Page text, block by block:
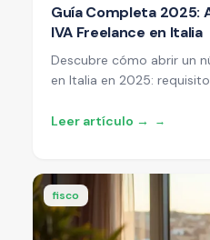
Guía Completa 2025:
IVA Freelance en Italia
Descubre cómo abrir un
en Italia en 2025:
para profesionales
Leer artículo → →
fisco